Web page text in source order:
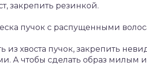
закрепить резинкой.
пучок с распущенными
из хвоста пучок, закрепить
А чтобы сделать образ милым